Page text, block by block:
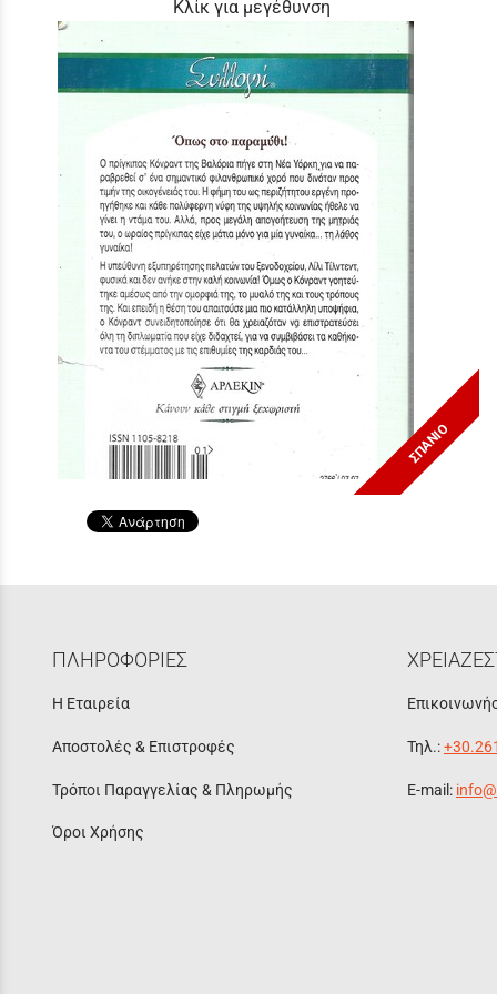
Κλίκ για μεγέθυνση
ΣΠΑΝΙΟ
ΠΛΗΡΟΦΟΡΙΕΣ
Η Εταιρεία
Αποστολές & Επιστροφές
Τρόποι Παραγγελίας & Πληρωμής
Όροι Χρήσης
Τηλ.:
E-mail: